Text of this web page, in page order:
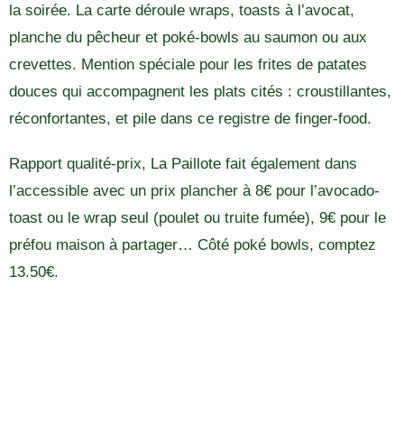
la soirée. La carte déroule wraps, toasts à l’avocat,
planche du pêcheur et poké-bowls au saumon ou aux
crevettes. Mention spéciale pour les frites de patates
douces qui accompagnent les plats cités : croustillantes,
réconfortantes, et pile dans ce registre de finger-food.
Rapport qualité-prix, La Paillote fait également dans
l’accessible avec un prix plancher à 8€ pour l’avocado-
toast ou le wrap seul (poulet ou truite fumée), 9€ pour le
préfou maison à partager… Côté poké bowls, comptez
13.50€.